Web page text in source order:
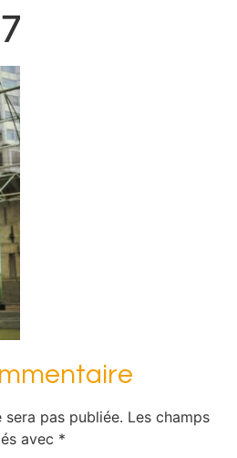
pas publiée. Les champs
avec *